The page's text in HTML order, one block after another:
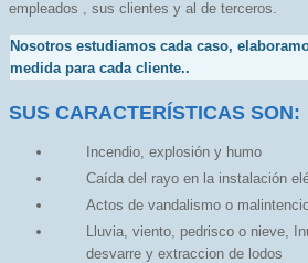
empleados , sus clientes y al de terceros.
Nosotros estudiamos cada caso,
medida para cada cliente..
SUS CARACTERÍSTICAS SON:
Incendio, explosión y humo
Caída del rayo en la instalación
Actos de vandalismo o
Lluvia, viento, pedrisco o nieve,
desvarre y extraccion de lodos